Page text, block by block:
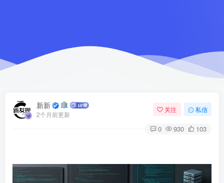
新新
2个月前更新
关注 私信
0 930 103